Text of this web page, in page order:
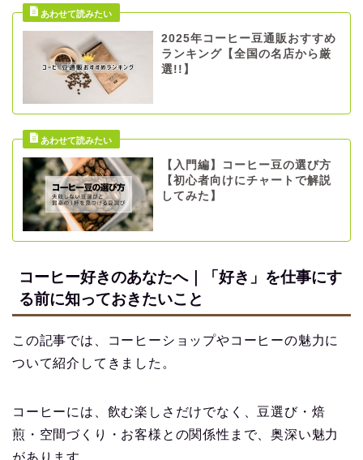
2025年コーヒー豆通販おすすめ
ランキング【全国の名店から厳
選!!】
【入門編】コーヒー豆の選び方
【初心者向けにチャートで解説
してみた】
コーヒー好きのあなたへ｜「好き」を仕事にす
る前に知っておきたいこと
この記事では、コーヒーショップやコーヒーの魅力に
ついて紹介してきました。
コーヒーには、飲む楽しさだけでなく、豆選び・焙
煎・空間づくり・お客様との関係性まで、奥深い魅力
があります。